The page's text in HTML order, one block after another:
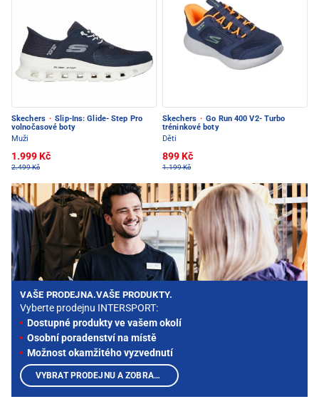
Skechers · Slip-Ins: Glide- Step Pro
volnočasové boty
Muži
1.999 Kč
2.499 Kč
Skechers · Go Run 400 V2- Turbo
tréninkové boty
Děti
899 Kč
1.199 Kč
VAŠE PRODEJNA.VAŠE PRODUKTY.
Vyberte prodejnu INTERSPORT:
Dostupné produkty ve vašem okolí
Osobní poradenství na místě
Možnost okamžitého vyzvednutí
VYBRAT PRODEJNU A ZOBRAZIT PRODUKTY